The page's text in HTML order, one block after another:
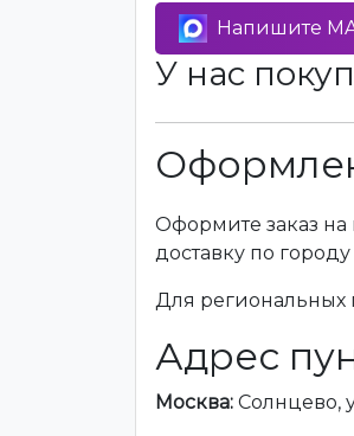
Напишите
У нас
Оформите заказ на
доставку по
Для региональных
Адрес
Москва: Солнцево,